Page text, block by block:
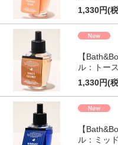
1,330円(
【
ル：トー
1,330円(
【
ル：ミッ